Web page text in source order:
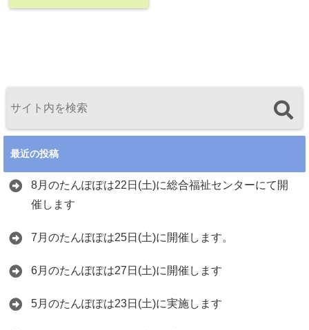
最近の投稿
8月のたんぽぽは22日(土)に総合福祉センターにて開
催します
7月のたんぽぽは25日(土)に開催します。
6月のたんぽぽは27日(土)に開催します
5月のたんぽぽは23日(土)に実施します